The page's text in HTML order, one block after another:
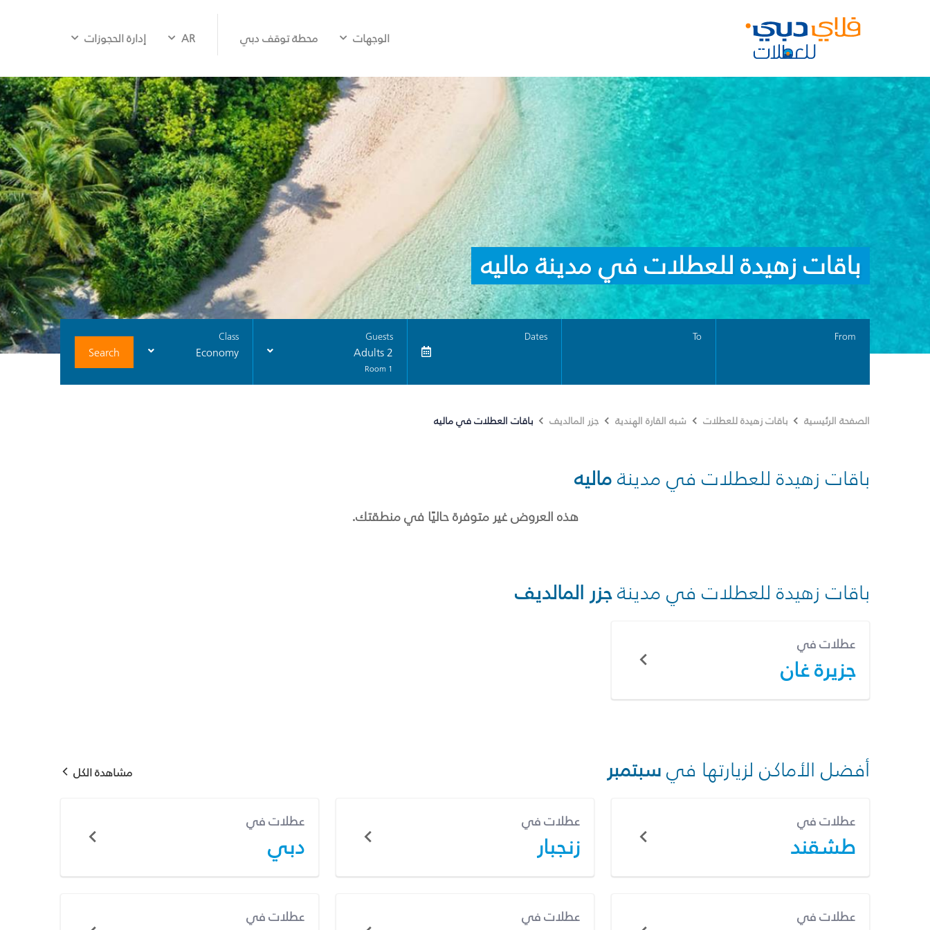
الوجهات محطة توقف دبي AR إدارة الحجوزات
باقات زهيدة للعطلات في مدينة ماليه
From
To
Dates
Guests
2 Adults
1 Room
Class
Economy
Search
الصفحة الرئيسية باقات زهيدة للعطلات شبه القارة الهندية جزر المالديف باقات العطلات في ماليه
باقات زهيدة للعطلات في مدينةماليه
هذه العروض غير متوفرة حاليًا في منطقتك.
باقات زهيدة للعطلات في مدينةجزر المالديف
عطلات في
جزيرة غان
أفضل الأماكن لزيارتها فيسبتمبر مشاهدة الكل
عطلات في
طشقند
عطلات في
زنجبار
عطلات في
دبي
عطلات في عطلات في عطلات في